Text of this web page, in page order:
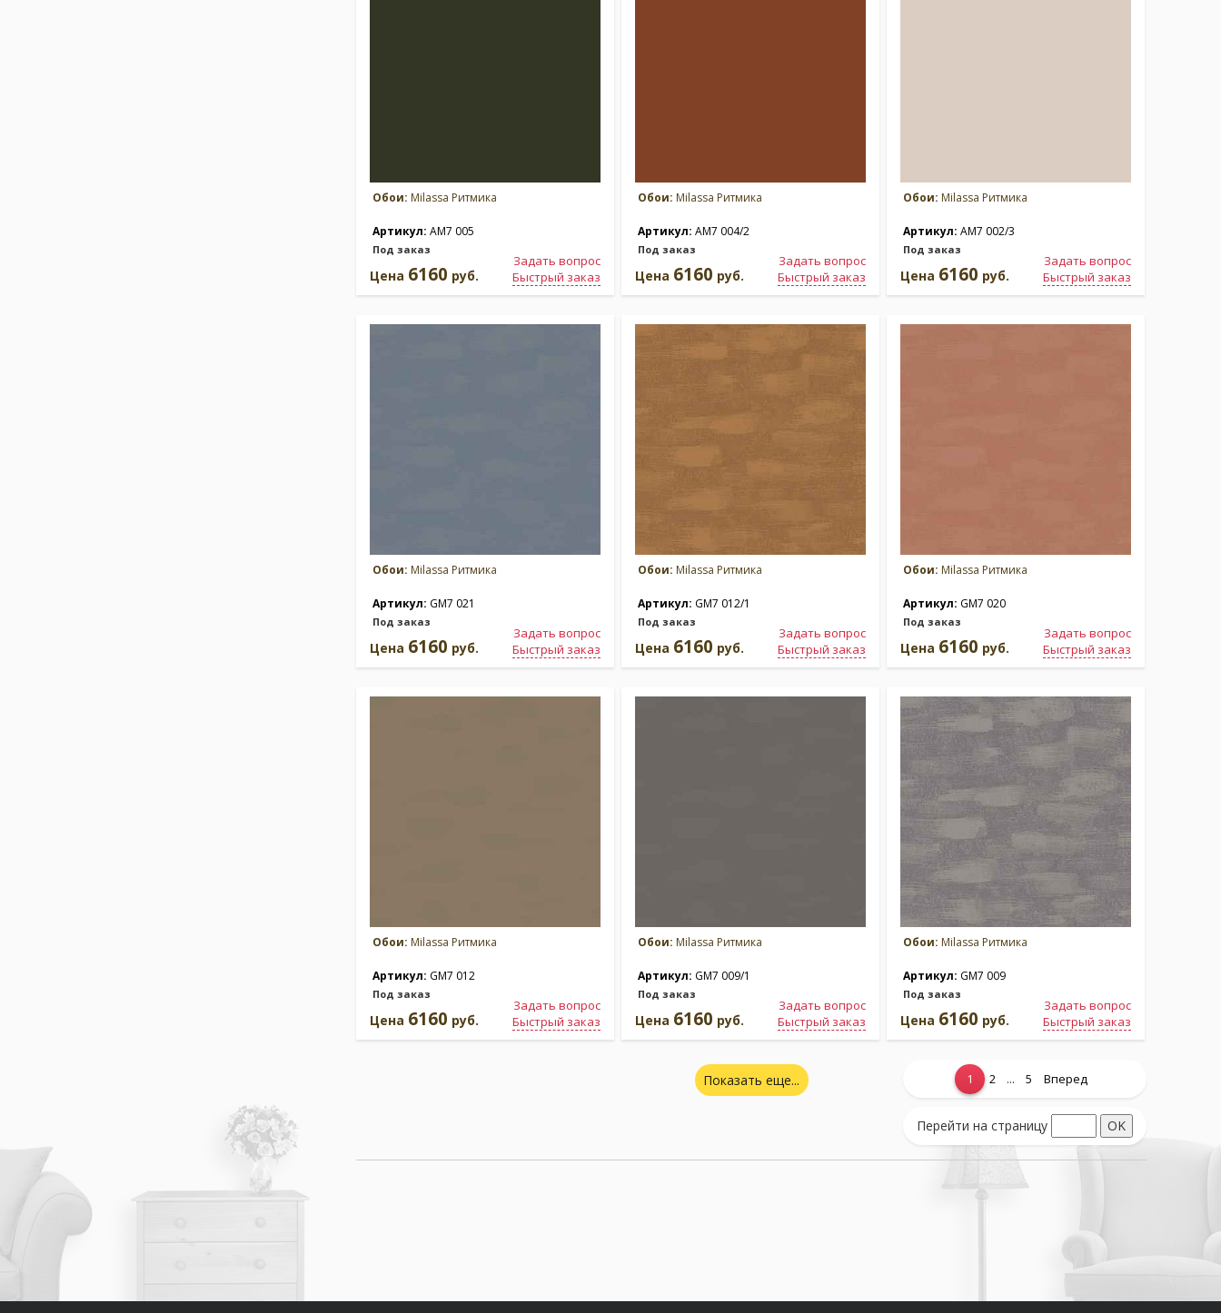
Обои: Milassa Ритмика
Артикул: AM7 005
Под заказ
Задать вопрос
Быстрый заказ
Цена 6160 руб.
Обои: Milassa Ритмика
Артикул: AM7 004/2
Под заказ
Задать вопрос
Быстрый заказ
Цена 6160 руб.
Обои: Milassa Ритмика
Артикул: AM7 002/3
Под заказ
Задать вопрос
Быстрый заказ
Цена 6160 руб.
Обои: Milassa Ритмика
Артикул: GM7 021
Под заказ
Задать вопрос
Быстрый заказ
Цена 6160 руб.
Обои: Milassa Ритмика
Артикул: GM7 012/1
Под заказ
Задать вопрос
Быстрый заказ
Цена 6160 руб.
Обои: Milassa Ритмика
Артикул: GM7 020
Под заказ
Задать вопрос
Быстрый заказ
Цена 6160 руб.
Обои: Milassa Ритмика
Артикул: GM7 012
Под заказ
Задать вопрос
Быстрый заказ
Цена 6160 руб.
Обои: Milassa Ритмика
Артикул: GM7 009/1
Под заказ
Задать вопрос
Быстрый заказ
Цена 6160 руб.
Обои: Milassa Ритмика
Артикул: GM7 009
Под заказ
Задать вопрос
Быстрый заказ
Цена 6160 руб.
Показать еще... 1 2 ... 5 Вперед
Перейти на страницу